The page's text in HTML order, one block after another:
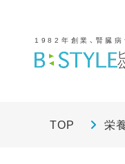
1982年創業、腎臓病
TOP 栄